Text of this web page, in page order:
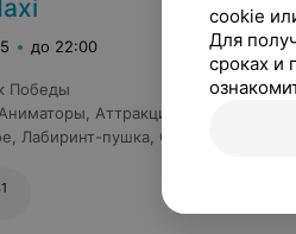
до 22:00
Победы
Аниматоры Аттракционы
Лабиринт-пушка Сухие бассейны
cookie
Для
сроках и